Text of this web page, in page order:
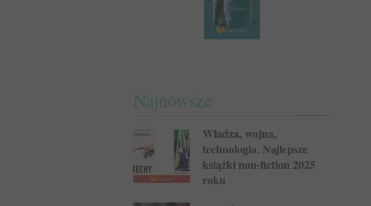
Najnowsze
Władza, wojna,
technologia. Najlepsze
książki non-fiction 2025
roku